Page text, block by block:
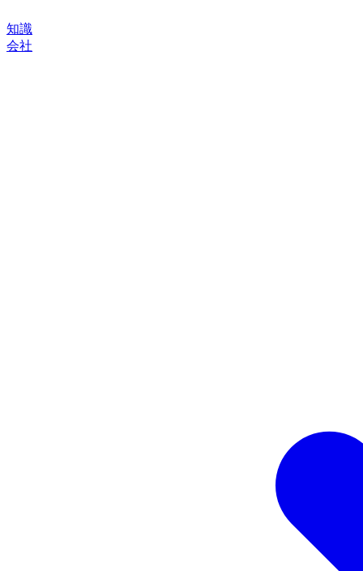
知識
会社